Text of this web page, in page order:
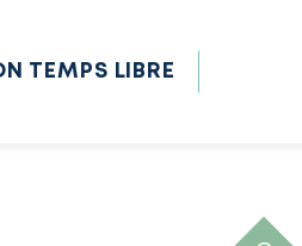
TEMPS LIBRE